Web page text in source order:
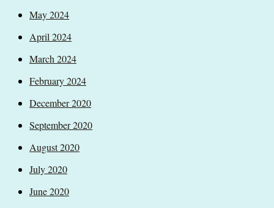
May 2024
April 2024
March 2024
February 2024
December 2020
September 2020
August 2020
July 2020
June 2020